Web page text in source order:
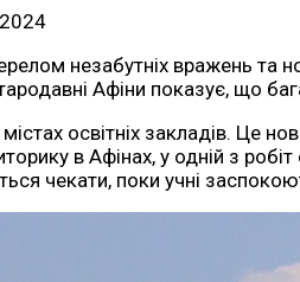
незабутніх вражень та
Афіни показує, що
освітніх закладів. Це
в Афінах, у одній з
чекати, поки учні